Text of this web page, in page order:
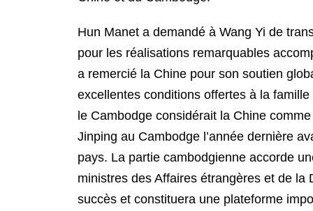
Hun Manet a demandé à Wang Yi de
pour les réalisations remarquables
a remercié la Chine pour son soutien
excellentes conditions offertes à la
le Cambodge considérait la Chine
Jinping au Cambodge l’année dernière
pays. La partie cambodgienne accorde
ministres des Affaires étrangères et de
succès et constituera une plateforme